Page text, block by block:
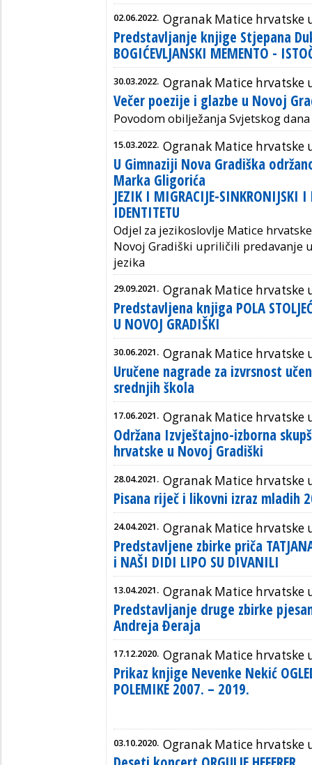
02.06.2022. Ogranak Matice hrvatske
Predstavljanje knjige Stjepana
BOGIĆEVLJANSKI MEMENTO -
30.03.2022. Ogranak Matice hrvatske
Večer poezije i glazbe u Novoj
Povodom obilježanja Svjetskog
15.03.2022. Ogranak Matice hrvatske
U Gimnaziji Nova Gradiška
Marka Gligorića
JEZIK I MIGRACIJE-SINKRONIJSKI
IDENTITETU
Odjel za jezikoslovlje Matice
Novoj Gradiški upriličili predavanje
jezika
29.09.2021. Ogranak Matice hrvatske
Predstavljena knjiga POLA
U NOVOJ GRADIŠKI
30.06.2021. Ogranak Matice hrvatske
Uručene nagrade za izvrsnost
srednjih škola
17.06.2021. Ogranak Matice hrvatske
Održana Izvještajno-izborna
hrvatske u Novoj Gradiški
28.04.2021. Ogranak Matice hrvatske
Pisana riječ i likovni izraz mladih
24.04.2021. Ogranak Matice hrvatske
Predstavljene zbirke priča TATJANA
i NAŠI DIDI LIPO SU DIVANILI
13.04.2021. Ogranak Matice hrvatske
Predstavljanje druge zbirke
Andreja Đeraja
17.12.2020. Ogranak Matice hrvatske
Prikaz knjige Nevenke Nekić
POLEMIKE 2007. – 2019.
03.10.2020. Ogranak Matice hrvatske